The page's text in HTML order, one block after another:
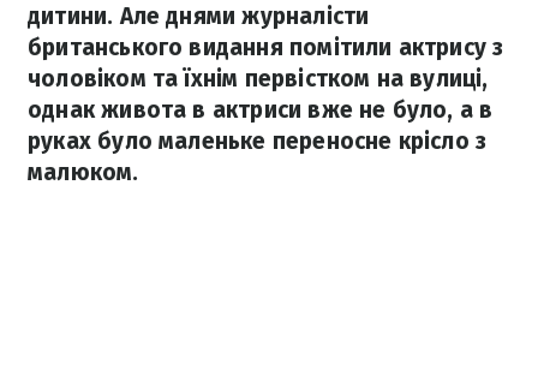
дитини. Але днями журналісти
британського видання помітили актрису з
чоловіком та їхнім первістком на вулиці,
однак живота в актриси вже не було, а в
руках було маленьке переносне крісло з
малюком.